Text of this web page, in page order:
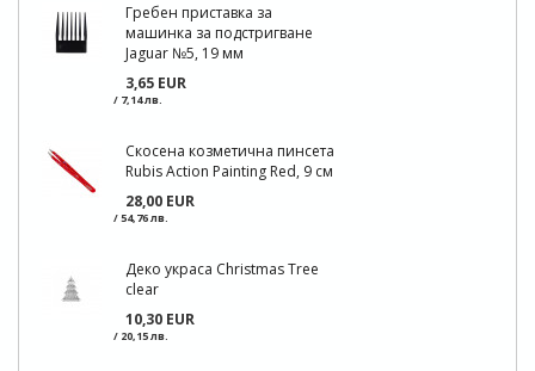
Гребен приставка за
машинка за подстригване
Jaguar №5, 19 мм
3,65 EUR
/ 7,14 лв.
Скосена козметична пинсета
Rubis Action Painting Red, 9 см
28,00 EUR
/ 54,76 лв.
Деко украса Christmas Tree
clear
10,30 EUR
/ 20,15 лв.